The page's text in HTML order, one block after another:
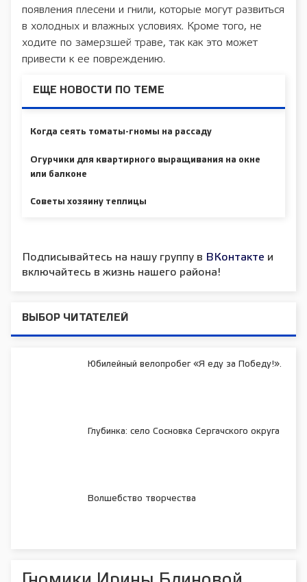
появления плесени и гнили, которые могут развиться
в холодных и влажных условиях. Кроме того, не
ходите по замерзшей траве, так как это может
привести к ее повреждению.
ЕЩЕ НОВОСТИ ПО ТЕМЕ
Когда сеять томаты-гномы на рассаду
Огурчики для квартирного выращивания на окне
или балконе
Советы хозяину теплицы
Подписывайтесь на нашу группу в ВКонтакте и
включайтесь в жизнь нашего района!
ВЫБОР ЧИТАТЕЛЕЙ
Юбилейный велопробег «Я еду за Победу!».
Глубинка: село Сосновка Сергачского округа
Волшебство творчества